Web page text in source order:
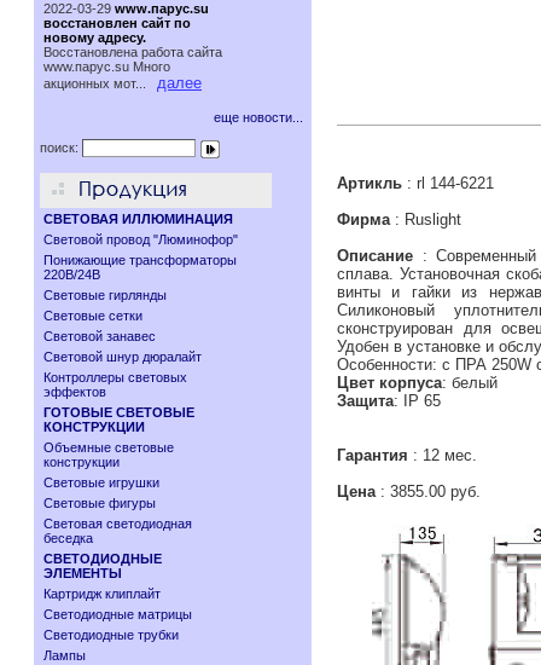
2022-03-29 www.парус.su
восстановлен сайт по
новому адресу.
Восстановлена работа сайта
www.паруc.su Много
акционных мот...
далее
еще новости...
поиск:
СВЕТОВАЯ ИЛЛЮМИНАЦИЯ
Световой провод "Люминофор"
Понижающие трансформаторы
220В/24В
Световые гирлянды
Световые сетки
Световой занавес
Световой шнур дюралайт
Контроллеры световых
эффектов
ГОТОВЫЕ СВЕТОВЫЕ
КОНСТРУКЦИИ
Объемные световые
конструкции
Световые игрушки
Световые фигуры
Световая светодиодная
беседка
СВЕТОДИОДНЫЕ
ЭЛЕМЕНТЫ
Картридж клиплайт
Светодиодные матрицы
Светодиодные трубки
Лампы
Артикль : rl 144-6221
Фирма: Ruslight
Описание : Современный
сплава. Установочная
винты и гайки из
Силиконовый
сконструирован для
Удобен в установке и
Особенности: с ПРА 250W
Цвет корпуса: белый
Защита: IP 65
Гарантия : 12 мес.
Цена: 3855.00 руб.